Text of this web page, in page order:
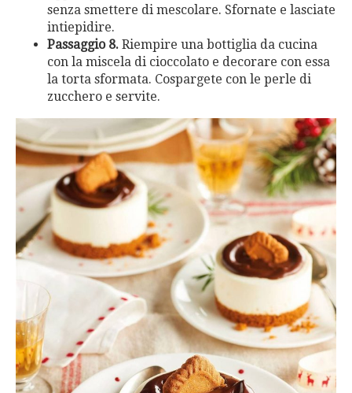
senza smettere di mescolare. Sfornate e lasciate
intiepidire.
Passaggio 8. Riempire una bottiglia da cucina
con la miscela di cioccolato e decorare con essa
la torta sformata. Cospargete con le perle di
zucchero e servite.